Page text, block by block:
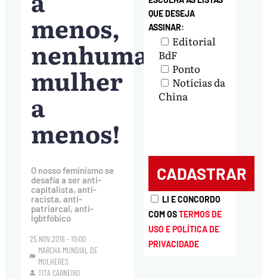
menos,
nenhuma
mulher
a
menos!
O nosso feminismo se
desafia a ser anti-
capitalista, anti-
racista, anti-
patriarcal, anti-
lgbtfóbico
25.NOV.2016 - 10:00
MARCHA MUNDIAL DE
MULHERES
TITA CARNEIRO
QUE DESEJA
ASSINAR:
Editorial
BdF
Ponto
Notícias da
China
LI E CONCORDO
COM OSTERMOS DE
USO E POLÍTICA DE
PRIVACIDADE